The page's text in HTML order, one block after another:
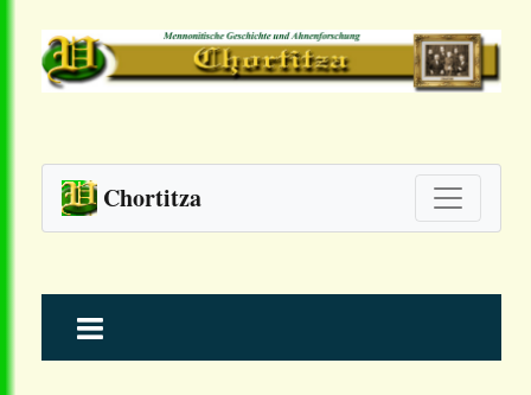
Chortitza
to